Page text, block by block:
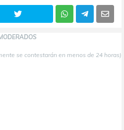
se contestarán en menos de 24 horas)